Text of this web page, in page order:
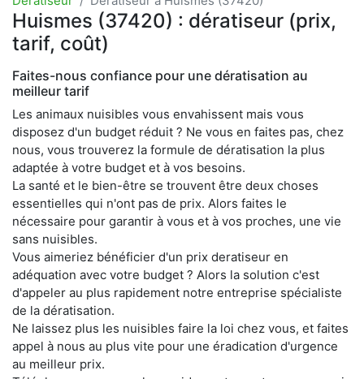
Huismes (37420) : dératiseur (prix,
tarif, coût)
Faites-nous confiance pour une dératisation au
meilleur tarif
Les animaux nuisibles vous envahissent mais vous
disposez d'un budget réduit ? Ne vous en faites pas, chez
nous, vous trouverez la formule de dératisation la plus
adaptée à votre budget et à vos besoins.
La santé et le bien-être se trouvent être deux choses
essentielles qui n'ont pas de prix. Alors faites le
nécessaire pour garantir à vous et à vos proches, une vie
sans nuisibles.
Vous aimeriez bénéficier d'un prix deratiseur en
adéquation avec votre budget ? Alors la solution c'est
d'appeler au plus rapidement notre entreprise spécialiste
de la dératisation.
Ne laissez plus les nuisibles faire la loi chez vous, et faites
appel à nous au plus vite pour une éradication d'urgence
au meilleur prix.